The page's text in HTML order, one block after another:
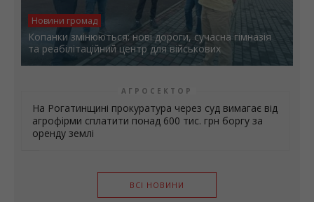
Новини громад
Копанки змінюються: нові дороги, сучасна гімназія
та реабілітаційний центр для військових
АГРОСЕКТОР
На Рогатинщині прокуратура через суд вимагає від
агрофірми сплатити понад 600 тис. грн боргу за
оренду землі
ВСІ НОВИНИ